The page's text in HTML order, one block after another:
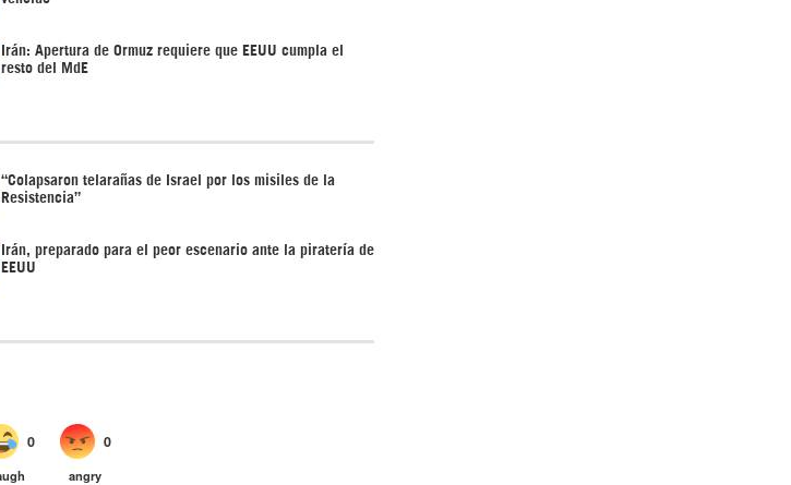
Irán: Apertura de Ormuz requiere que EEUU cumpla el
resto del MdE
“Colapsaron telarañas de Israel por los misiles de la
Resistencia”
Irán, preparado para el peor escenario ante la piratería de
EEUU